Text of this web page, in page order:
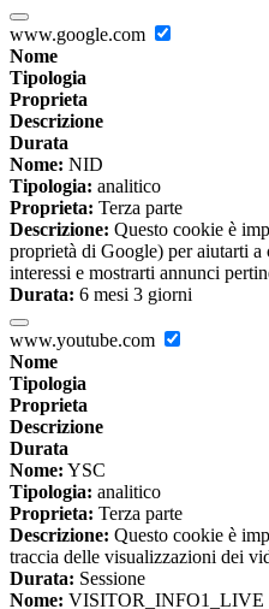
www.google.com
Nome
Tipologia
Proprieta
Descrizione
Durata
Nome: NID
Tipologia: analitico
Proprieta: Terza parte
Descrizione: Questo cookie è
proprietà di Google) per aiutarti
interessi e mostrarti annunci
Durata: 6 mesi 3 giorni
www.youtube.com
Nome
Tipologia
Proprieta
Descrizione
Durata
Nome: YSC
Tipologia: analitico
Proprieta: Terza parte
Descrizione: Questo cookie è
traccia delle visualizzazioni dei
Durata: Sessione
Nome: VISITOR_INFO1_LIVE